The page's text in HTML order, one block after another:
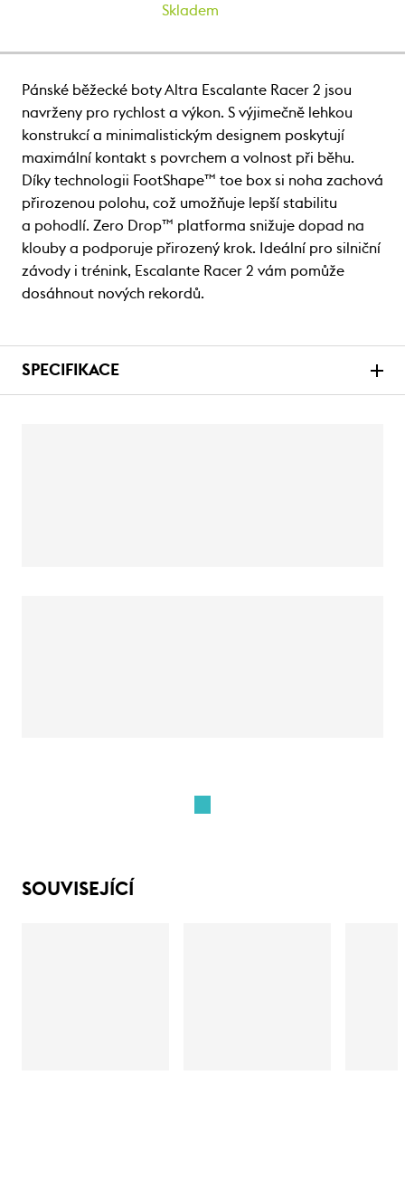
Skladem
Pánské běžecké boty Altra Escalante Racer 2 jsou
navrženy pro rychlost a výkon. S výjimečně lehkou
konstrukcí a minimalistickým designem poskytují
maximální kontakt s povrchem a volnost při běhu.
Díky technologii FootShape™ toe box si noha zachová
přirozenou polohu, což umožňuje lepší stabilitu
a pohodlí. Zero Drop™ platforma snižuje dopad na
klouby a podporuje přirozený krok. Ideální pro silniční
závody i trénink, Escalante Racer 2 vám pomůže
dosáhnout nových rekordů.
SPECIFIKACE
SOUVISEJÍCÍ